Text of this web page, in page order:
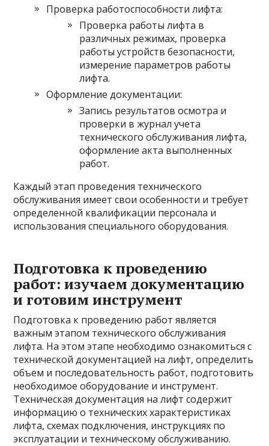
Проверка работоспособности лифта:
Проверка работы лифта в
различных режимах, проверка
работы устройств безопасности,
измерение параметров работы
лифта.
Оформление документации:
Запись результатов осмотра и
проверки в журнал учета
технического обслуживания лифта,
оформление акта выполненных
работ.
Каждый этап проведения технического
обслуживания имеет свои особенности и требует
определенной квалификации персонала и
использования специального оборудования.
Подготовка к проведению
работ: изучаем документацию
и готовим инструмент
Подготовка к проведению работ является
важным этапом технического обслуживания
лифта. На этом этапе необходимо ознакомиться с
технической документацией на лифт, определить
объем и последовательность работ, подготовить
необходимое оборудование и инструмент.
Техническая документация на лифт содержит
информацию о технических характеристиках
лифта, схемах подключения, инструкциях по
эксплуатации и техническому обслуживанию.